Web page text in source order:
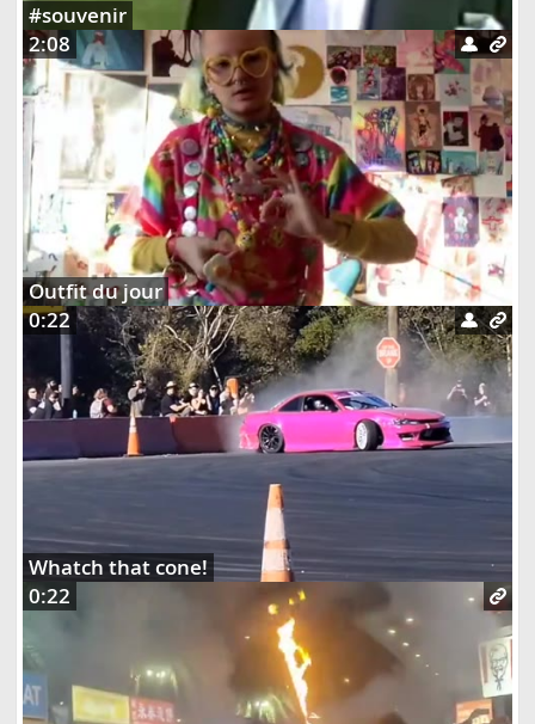
#souvenir
2:08
Outfit du jour
0:22
Whatch that cone!
0:22